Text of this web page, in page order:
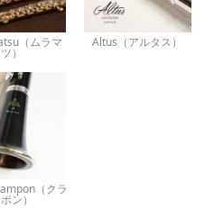
（ムラマ
ツ）
Altus（アルタス）
（クラ
ン）